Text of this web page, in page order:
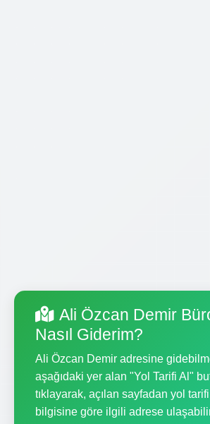
Ali Özcan Demir
Nasıl Giderim?
Ali Özcan Demir adresine
aşağıdaki yer alan "Yol Tarifi Al"
tıklayarak, açılan sayfadan yol
bilgisine göre ilgili adrese